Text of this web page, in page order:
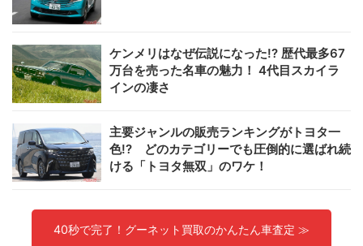
ケンメリはなぜ伝説になった!? 歴代最多67
万台を売った名車の魅力！ 4代目スカイラ
インの凄さ
主要ジャンルの販売ランキングがトヨタ一
色!? どのカテゴリーでも圧倒的に選ばれ続
ける「トヨタ無双」のワケ！
40秒で完了！グーネット買取のかんたん車査定 ≫